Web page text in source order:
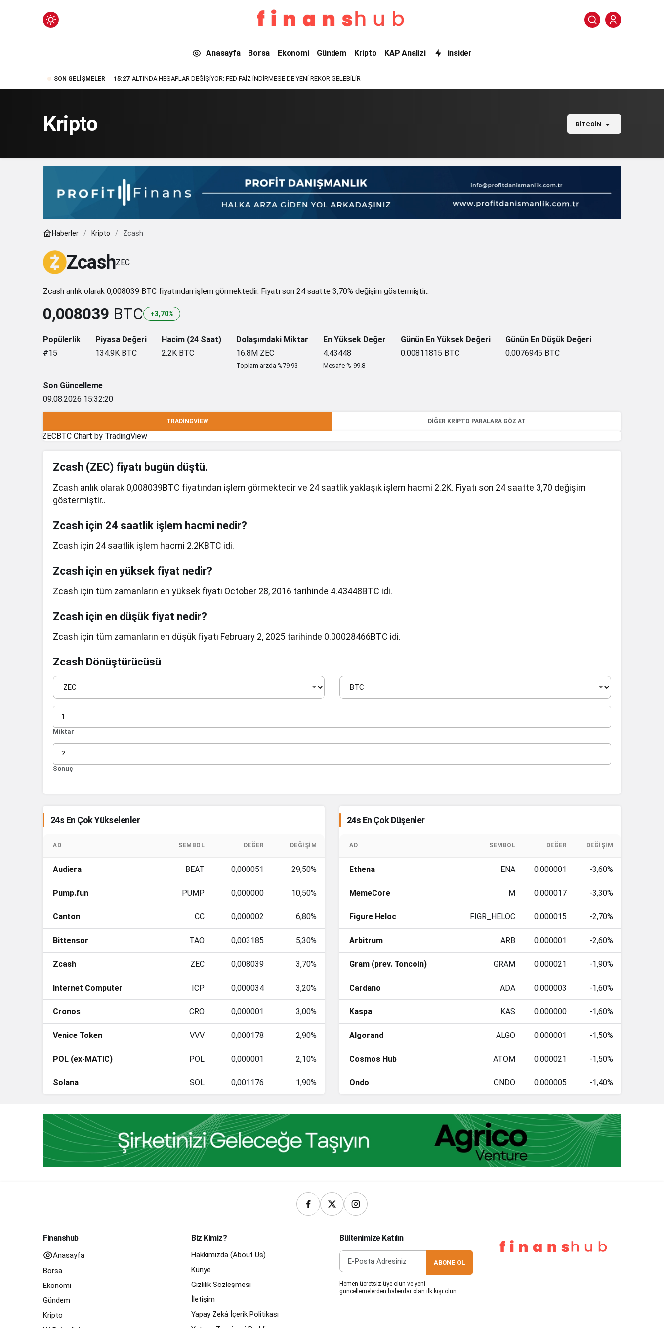
Mod
Anasayfa Borsa Ekonomi Gündem Kripto KAP Analizi insider
SON GELIŞMELER 15:27 ALTINDA HESAPLAR DEĞİŞİYOR: FED FAİZ İNDİRMESE DE YENİ REKOR GELEBİLİR
Kripto BITCOIN
Haberler Kripto Zcash
ZcashZEC
Zcash anlık olarak 0,008039 BTC fiyatından işlem görmektedir. Fiyatı son 24 saatte 3,70% değişim göstermiştir..
0,008039 BTC +3,70%
Popülerlik
#15
Piyasa Değeri
134.9K BTC
Hacim (24 Saat)
2.2K BTC
Dolaşımdaki Miktar
16.8M ZEC
Toplam arzda %79,93
En Yüksek Değer
4.43448
Mesafe %-99.8
Günün En Yüksek Değeri
0.00811815 BTC
Günün En Düşük Değeri
0.0076945 BTC
Son Güncelleme
09.08.2026 15:32:20
TRADINGVIEW DIĞER KRIPTO PARALARA GÖZ AT
ZECBTC Chart by TradingView
Zcash (ZEC) fiyatı bugün düştü.
Zcash anlık olarak 0,008039BTC fiyatından işlem görmektedir ve 24 saatlik yaklaşık işlem hacmi 2.2K. Fiyatı son 24 saatte 3,70 değişim
göstermiştir..
Zcash için 24 saatlik işlem hacmi nedir?
Zcash için 24 saatlik işlem hacmi 2.2KBTC idi.
Zcash için en yüksek fiyat nedir?
Zcash için tüm zamanların en yüksek fiyatı October 28, 2016 tarihinde 4.43448BTC idi.
Zcash için en düşük fiyat nedir?
Zcash için tüm zamanların en düşük fiyatı February 2, 2025 tarihinde 0.00028466BTC idi.
Zcash Dönüştürücüsü
Miktar
Sonuç
24s En Çok Yükselenler
AD SEMBOL DEĞER DEĞIŞIM
Audiera BEAT 0,000051 29,50%
Pump.fun PUMP 0,000000 10,50%
Canton CC 0,000002 6,80%
Bittensor TAO 0,003185 5,30%
Zcash ZEC 0,008039 3,70%
Internet Computer ICP 0,000034 3,20%
Cronos CRO 0,000001 3,00%
Venice Token VVV 0,000178 2,90%
POL (ex-MATIC) POL 0,000001 2,10%
Solana SOL 0,001176 1,90%
24s En Çok Düşenler
AD SEMBOL DEĞER DEĞIŞIM
Ethena ENA 0,000001 -3,60%
MemeCore M 0,000017 -3,30%
Figure Heloc FIGR_HELOC 0,000015 -2,70%
Arbitrum ARB 0,000001 -2,60%
Gram (prev. Toncoin) GRAM 0,000021 -1,90%
Cardano ADA 0,000003 -1,60%
Kaspa KAS 0,000000 -1,60%
Algorand ALGO 0,000001 -1,50%
Cosmos Hub ATOM 0,000021 -1,50%
Ondo ONDO 0,000005 -1,40%
Finanshub
Anasayfa
Borsa
Ekonomi
Gündem
Kripto
Biz Kimiz?
Hakkımızda (About Us)
Künye
Gizlilik Sözleşmesi
İletişim
Yapay Zekâ İçerik Politikası
Bültenimize Katılın
ABONE OL
Hemen ücretsiz üye olun ve yeni
güncellemelerden haberdar olan ilk kişi olun.